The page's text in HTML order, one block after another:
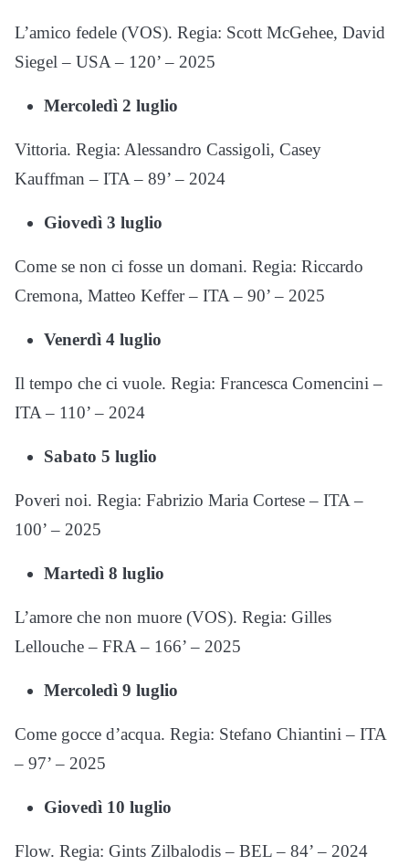
L’amico fedele (VOS). Regia: Scott McGehee, David
Siegel – USA – 120’ – 2025
Mercoledì 2 luglio
Vittoria. Regia: Alessandro Cassigoli, Casey
Kauffman – ITA – 89’ – 2024
Giovedì 3 luglio
Come se non ci fosse un domani. Regia: Riccardo
Cremona, Matteo Keffer – ITA – 90’ – 2025
Venerdì 4 luglio
Il tempo che ci vuole. Regia: Francesca Comencini –
ITA – 110’ – 2024
Sabato 5 luglio
Poveri noi. Regia: Fabrizio Maria Cortese – ITA –
100’ – 2025
Martedì 8 luglio
L’amore che non muore (VOS). Regia: Gilles
Lellouche – FRA – 166’ – 2025
Mercoledì 9 luglio
Come gocce d’acqua. Regia: Stefano Chiantini – ITA
– 97’ – 2025
Giovedì 10 luglio
Flow. Regia: Gints Zilbalodis – BEL – 84’ – 2024